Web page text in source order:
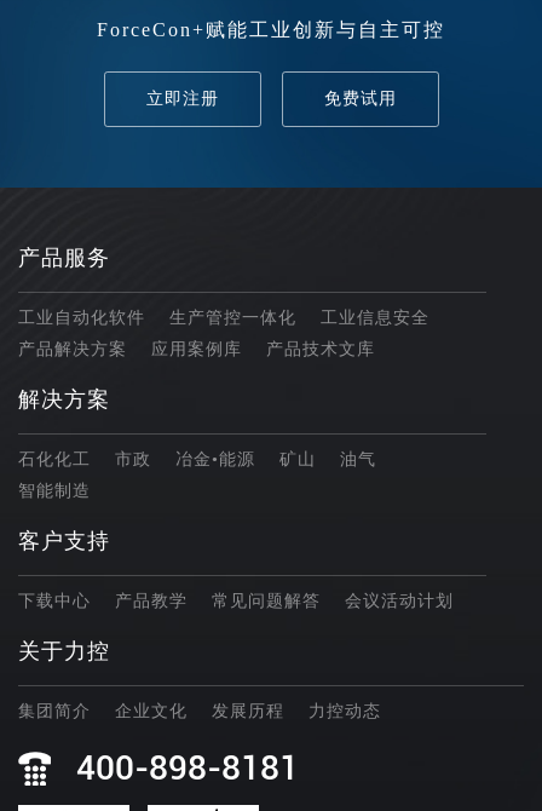
ForceCon+赋能工业创新与自主可控
立即注册 免费试用
产品服务
工业自动化软件 生产管控一体化
工业信息安全
产品解决方案
应用案例库 产品技术文库
解决方案
石化化工 市政 冶金•能源 矿山
油气
智能制造
客户支持
下载中心 产品教学 常见问题解答 会议活动计划
关于力控
集团简介 企业文化 发展历程 力控动态
400-898-8181